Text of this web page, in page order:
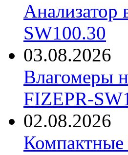
Анализатор
SW100.30
03.08.2026
Влагомеры
FIZEPR-
02.08.2026